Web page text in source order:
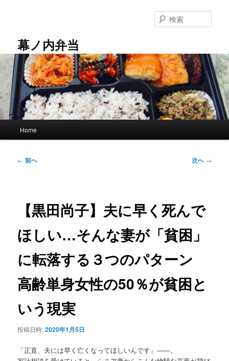
テ
ン
へ
移
動
幕ノ内弁当
索
Home
投
ョ
ン
← 前へ 次へ→
【黒田尚子】夫に早く死んで
ほしい…そんな妻が「貧困」
に転落する３つのパターン
高齢単身女性の50％が貧困と
いう現実
投稿日時:2020年1月5日
「正直、夫には早く亡くなってほしいんです」――。